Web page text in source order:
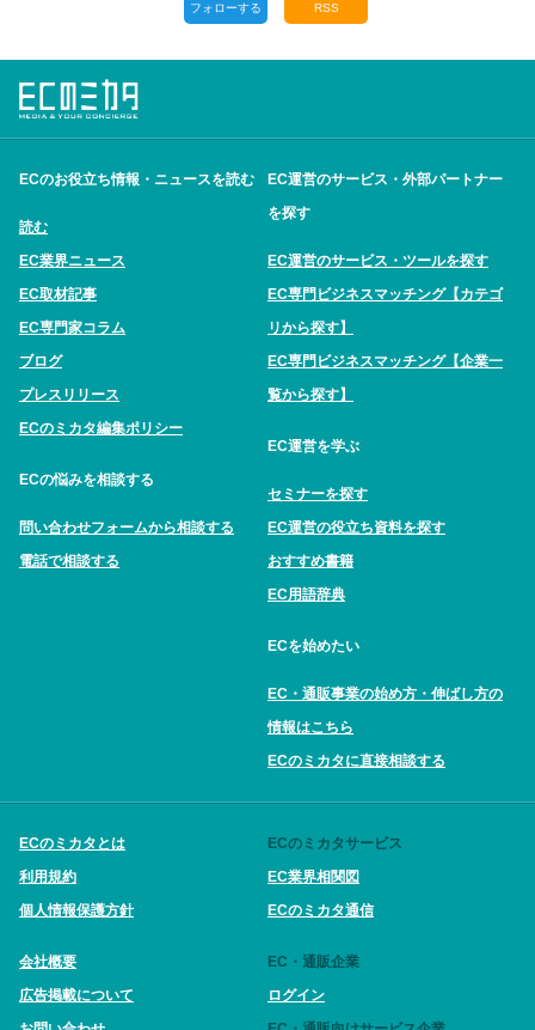
フォローする RSS
ECのお役立ち情報・ニュースを読む
読む
EC業界ニュース
EC取材記事
EC専門家コラム
ブログ
プレスリリース
ECのミカタ編集ポリシー
ECの悩みを相談する
問い合わせフォームから相談する
電話で相談する
EC運営のサービス・外部パートナー
を探す
EC運営のサービス・ツールを探す
EC専門ビジネスマッチング【カテゴ
リから探す】
EC専門ビジネスマッチング【企業一
覧から探す】
EC運営を学ぶ
セミナーを探す
EC運営の役立ち資料を探す
おすすめ書籍
EC用語辞典
ECを始めたい
EC・通販事業の始め方・伸ばし方の
情報はこちら
ECのミカタに直接相談する
ECのミカタとは
利用規約
個人情報保護方針
会社概要
広告掲載について
ECのミカタサービス
EC業界相関図
ECのミカタ通信
EC・通販企業
ログイン